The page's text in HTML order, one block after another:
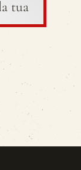
tua